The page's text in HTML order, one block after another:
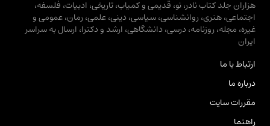
هزاران جلد کتاب نادر، نو، قدیمی و کمیاب، تاریخی، ادبیات، فلسفه،
اجتماعی، هنری، روانشناسی، سیاسی، دینی، علمی، رمان، عمومی و
غیره، مجله، روزنامه، درسی، دانشگاهی، ارشد و دکترا، ارسال به سراسر
ایران
ارتباط با ما
درباره ما
مقررات سایت
راهنما